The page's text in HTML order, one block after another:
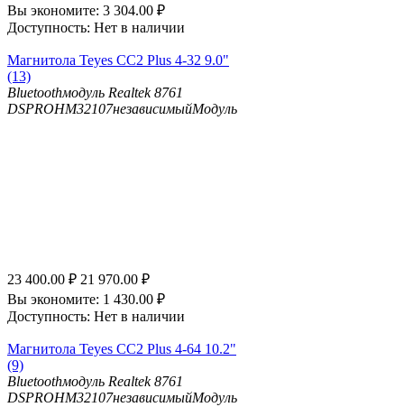
Вы экономите: 3 304.00 ₽
Доступность: Нет в наличии
Магнитола Teyes CC2 Plus 4-32 9.0"
(13)
Bluetoothмодуль Realtek 8761
DSPROHM32107независимыйМодуль
23 400.00 ₽ 21 970.00 ₽
Вы экономите: 1 430.00 ₽
Доступность: Нет в наличии
Магнитола Teyes CC2 Plus 4-64 10.2"
(9)
Bluetoothмодуль Realtek 8761
DSPROHM32107независимыйМодуль